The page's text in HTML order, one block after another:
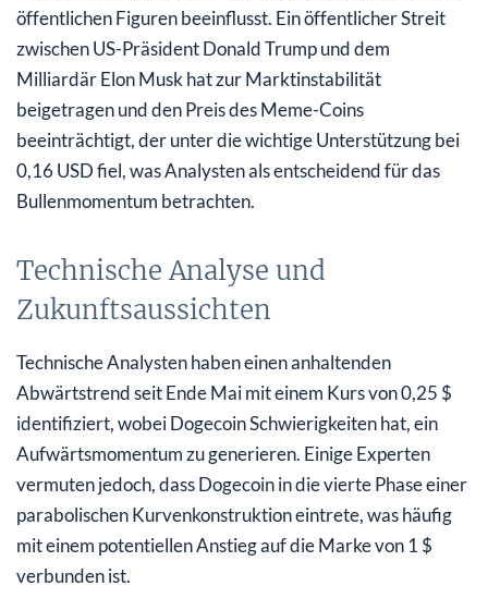
öffentlichen Figuren beeinflusst. Ein öffentlicher Streit
zwischen US-Präsident Donald Trump und dem
Milliardär Elon Musk hat zur Marktinstabilität
beigetragen und den Preis des Meme-Coins
beeinträchtigt, der unter die wichtige Unterstützung bei
0,16 USD fiel, was Analysten als entscheidend für das
Bullenmomentum betrachten.
Technische Analyse und
Zukunftsaussichten
Technische Analysten haben einen anhaltenden
Abwärtstrend seit Ende Mai mit einem Kurs von 0,25 $
identifiziert, wobei Dogecoin Schwierigkeiten hat, ein
Aufwärtsmomentum zu generieren. Einige Experten
vermuten jedoch, dass Dogecoin in die vierte Phase einer
parabolischen Kurvenkonstruktion eintrete, was häufig
mit einem potentiellen Anstieg auf die Marke von 1 $
verbunden ist.